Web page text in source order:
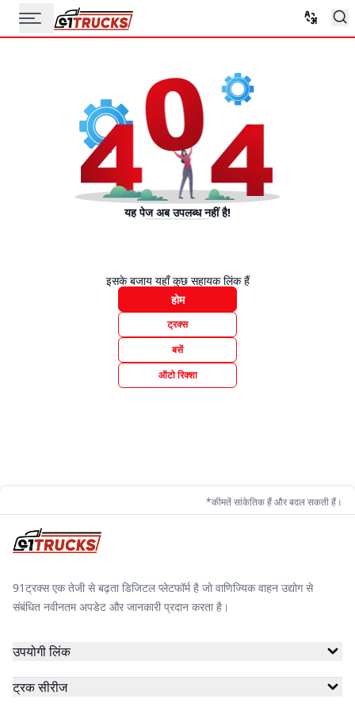
यह पेज अब उपलब्ध नहीं है!
इसके बजाय यहाँ कुछ सहायक लिंक हैं
होम
ट्रक्स
बसें
ऑटो रिक्शा
*कीमतें सांकेतिक हैं और बदल सकती हैं।
91ट्रक्स एक तेजी से बढ़ता डिजिटल प्लेटफॉर्म है जो वाणिज्यिक वाहन उद्योग से
संबंधित नवीनतम अपडेट और जानकारी प्रदान करता है।
उपयोगी लिंक
ट्रक सीरीज